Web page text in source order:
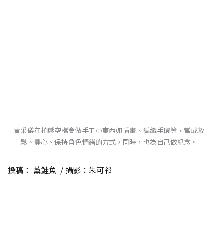
黃采儀在拍戲空檔會做手工小東西如插畫、編織手環等，當成放
鬆、靜心、保持角色情緒的方式，同時，也為自己做紀念。
撰稿： 薰鮭魚 / 攝影：朱可祁